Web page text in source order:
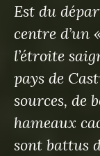
Est du
centre d’un
l’étroite
pays de
sources, de
hameaux
sont battus